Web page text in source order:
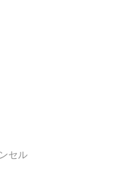
セル